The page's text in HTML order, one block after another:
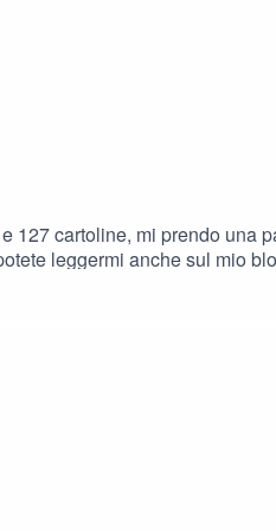
cartoline, mi prendo una
anche sul mio blog di
disperate! Ci sono 3 stagioni